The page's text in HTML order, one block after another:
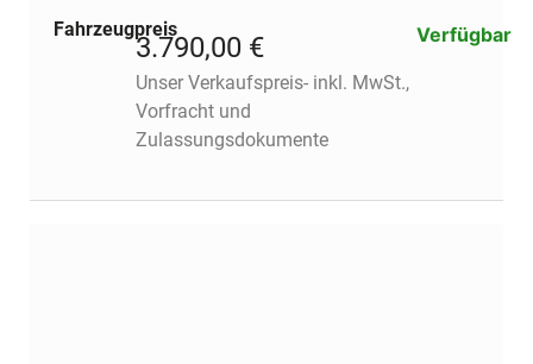
Fahrzeugpreis
3.790,00 €
Unser Verkaufspreis- inkl. MwSt.,
Vorfracht und
Zulassungsdokumente
Verfügbar